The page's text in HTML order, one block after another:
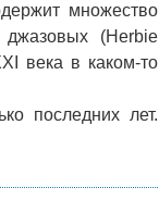
множество
(Herbie
века в каком-то
последних лет.